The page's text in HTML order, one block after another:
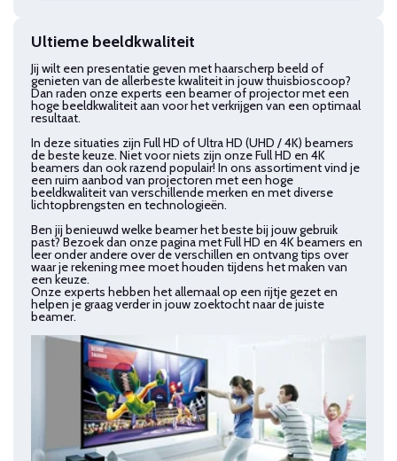
Ultieme beeldkwaliteit
Jij wilt een presentatie geven met haarscherp beeld of
genieten van de allerbeste kwaliteit in jouw thuisbioscoop?
Dan raden onze experts een beamer of projector met een
hoge beeldkwaliteit aan voor het verkrijgen van een optimaal
resultaat.
In deze situaties zijn Full HD of Ultra HD (UHD / 4K) beamers
de beste keuze. Niet voor niets zijn onze Full HD en 4K
beamers dan ook razend populair! In ons assortiment vind je
een ruim aanbod van projectoren met een hoge
beeldkwaliteit van verschillende merken en met diverse
lichtopbrengsten en technologieën.
Ben jij benieuwd welke beamer het beste bij jouw gebruik
past? Bezoek dan onze pagina met Full HD en 4K beamers en
leer onder andere over de verschillen en ontvang tips over
waar je rekening mee moet houden tijdens het maken van
een keuze.
Onze experts hebben het allemaal op een rijtje gezet en
helpen je graag verder in jouw zoektocht naar de juiste
beamer.